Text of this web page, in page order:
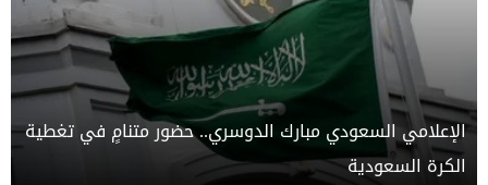
الإعلامي السعودي مبارك الدوسري.. حضور متنامٍ في تغطية
الكرة السعودية